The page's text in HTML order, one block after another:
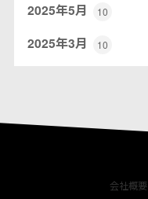
2025年5月 10
2025年3月 10
会社概要